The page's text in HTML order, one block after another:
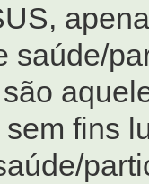
saúde/
fins